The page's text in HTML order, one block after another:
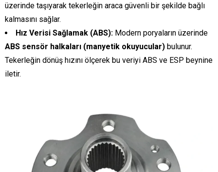
üzerinde taşıyarak tekerleğin araca güvenli bir şekilde bağlı
kalmasını sağlar.
Hız Verisi Sağlamak (ABS): Modern poryaların üzerinde
ABS sensör halkaları (manyetik okuyucular) bulunur.
Tekerleğin dönüş hızını ölçerek bu veriyi ABS ve ESP beynine
iletir.